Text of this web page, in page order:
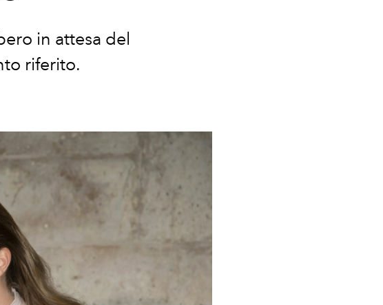
in attesa del
riferito.